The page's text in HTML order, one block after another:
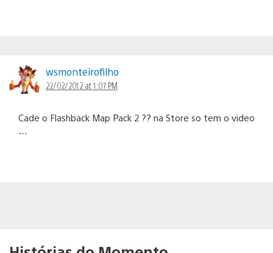
wsmonteirofilho
22/02/2012 at 1:07 PM
Cade o Flashback Map Pack 2 ?? na Store so tem o video
…